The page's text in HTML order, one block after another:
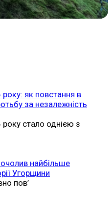
як повстання в
за незалежність
стало однією з
найбільше
Угорщини
пов’